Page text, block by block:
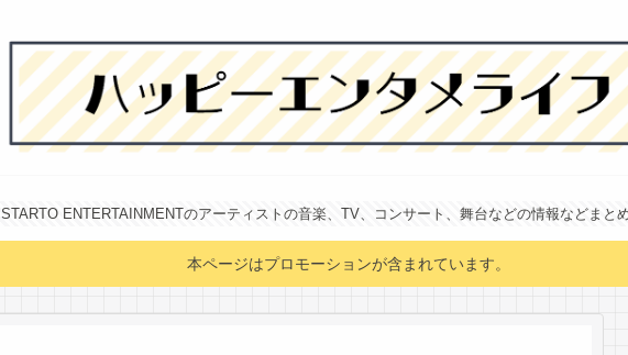
STARTO ENTERTAINMENTのアーティストの音楽、TV、コンサート、舞台などの情報などまと
本ページはプロモーションが含まれています。